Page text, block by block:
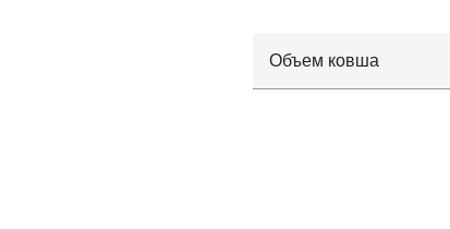
Объем ковша